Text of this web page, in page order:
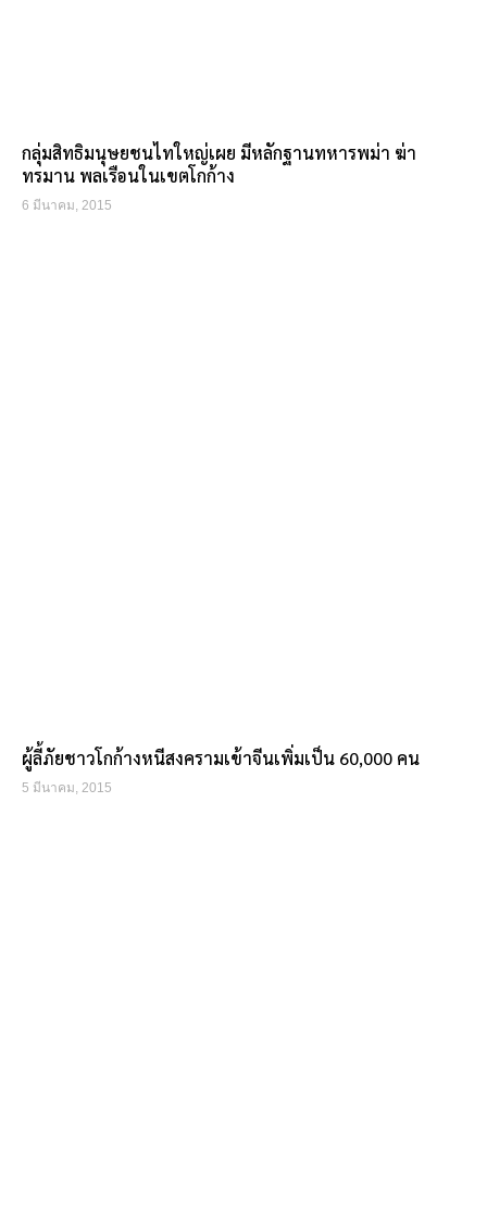
กลุ่มสิทธิมนุษยชนไทใหญ่เผย มีหลักฐานทหารพม่า ฆ่า
ทรมาน พลเรือนในเขตโกก้าง
6 มีนาคม, 2015
ผู้ลี้ภัยชาวโกก้างหนีสงครามเข้าจีนเพิ่มเป็น 60,000 คน
5 มีนาคม, 2015